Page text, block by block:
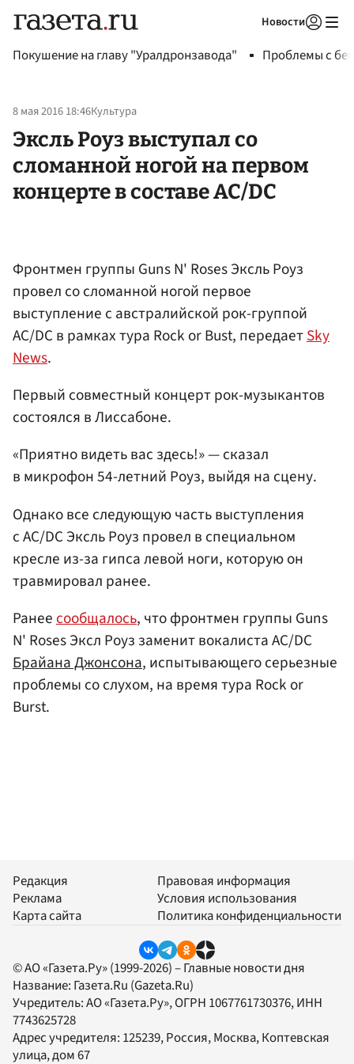
Новости
Покушение на главу "Уралдронзавода" Проблемы с
8 мая 2016 18:46Культура
Эксль Роуз выступал со
сломанной ногой на первом
концерте в составе AC/DC
Фронтмен группы Guns N' Roses Эксль Роуз
провел со сломанной ногой первое
выступление с австралийской рок-группой
AC/DC в рамках тура Rock or Bust, передаетSky
News.
Первый совместный концерт рок-музыкантов
состоялся в Лиссабоне.
«Приятно видеть вас здесь!» — сказал
в микрофон 54-летний Роуз, выйдя на сцену.
Однако все следующую часть выступления
с AC/DC Эксль Роуз провел в специальном
кресле из-за гипса левой ноги, которую он
травмировал ранее.
Ранеесообщалось, что фронтмен группы Guns
N' Roses Эксл Роуз заменит вокалиста AC/DC
Брайана Джонсона, испытывающего серьезные
проблемы со слухом, на время тура Rock or
Burst.
Редакция
Реклама
Карта сайта
Правовая информация
Условия использования
Политика конфиденциальности
© АО «Газета.Ру» (1999-2026) – Главные новости дня
Название: Газета.Ru (Gazeta.Ru)
Учредитель:АО «Газета.Ру», ОГРН 1067761730376, ИНН
7743625728
Адрес учредителя: 125239, Россия, Москва, Коптевская
улица, дом 67